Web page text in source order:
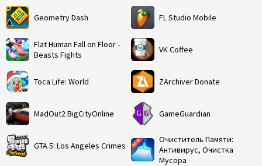
Geometry Dash
Flat Human Fall on Floor -
Beasts Fights
Toca Life: World
MadOut2 BigCityOnline
GTA 5: Los Angeles Crimes
FL Studio Mobile
VK Coffee
ZArchiver Donate
GameGuardian
Очиститель Памяти:
Антивирус, Очистка
Мусора